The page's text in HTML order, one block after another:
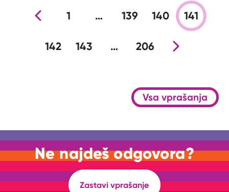
Prejšnja stran
1 … 139 140 141
142 143 … 206Nova stran
Vsa vprašanja
Ne najdeš odgovora?
Zastavi vprašanje